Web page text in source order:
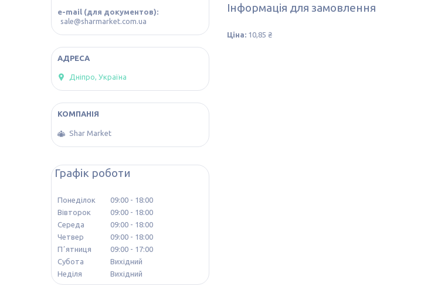
Інформація для замовлення
Ціна: 10,85 ₴
e-mail (для документов)
sale@sharmarket.com.ua
Дніпро, Україна
Shar Market
Графік роботи
Понеділок 09:00
18:00
Вівторок
09:00
18:00
Середа
09:00
18:00
Четвер
09:00
18:00
Пʼятниця
09:00
17:00
Субота
Вихідний
Неділя
Вихідний